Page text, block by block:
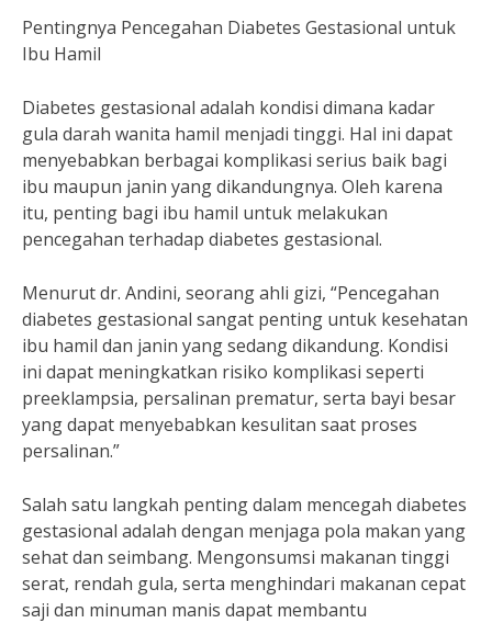
Pentingnya Pencegahan Diabetes Gestasional untuk
Ibu Hamil
Diabetes gestasional adalah kondisi dimana kadar
gula darah wanita hamil menjadi tinggi. Hal ini dapat
menyebabkan berbagai komplikasi serius baik bagi
ibu maupun janin yang dikandungnya. Oleh karena
itu, penting bagi ibu hamil untuk melakukan
pencegahan terhadap diabetes gestasional.
Menurut dr. Andini, seorang ahli gizi, “Pencegahan
diabetes gestasional sangat penting untuk kesehatan
ibu hamil dan janin yang sedang dikandung. Kondisi
ini dapat meningkatkan risiko komplikasi seperti
preeklampsia, persalinan prematur, serta bayi besar
yang dapat menyebabkan kesulitan saat proses
persalinan.”
Salah satu langkah penting dalam mencegah diabetes
gestasional adalah dengan menjaga pola makan yang
sehat dan seimbang. Mengonsumsi makanan tinggi
serat, rendah gula, serta menghindari makanan cepat
saji dan minuman manis dapat membantu